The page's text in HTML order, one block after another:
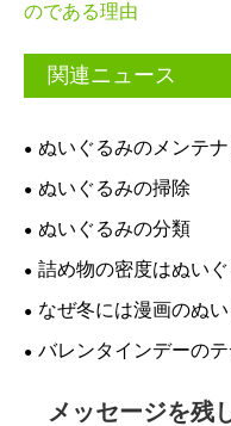
のである理由
関連ニュース
ぬいぐるみのメンテナ
ぬいぐるみの掃除
ぬいぐるみの分類
詰め物の密度はぬい
のように影響しますか?
なぜ冬には漫画のぬ
バレンタインデーの
メッセージを残